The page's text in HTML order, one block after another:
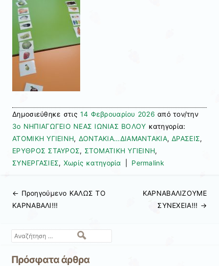
Δημοσιεύθηκε στις 14 Φεβρουαρίου 2026 από τον/την
3ο ΝΗΠΙΑΓΩΓΕΙΟ ΝΕΑΣ ΙΩΝΙΑΣ ΒΟΛΟΥ κατηγορία:
ΑΤΟΜΙΚΗ ΥΓΙΕΙΝΗ, ΔΟΝΤΑΚΙΑ...ΔΙΑΜΑΝΤΑΚΙΑ,ΔΡΑΣΕΙΣ,
ΕΡΥΘΡΟΣ ΣΤΑΥΡΟΣ, ΣΤΟΜΑΤΙΚΗ ΥΓΙΕΙΝΗ,
ΣΥΝΕΡΓΑΣΙΕΣ, Χωρίς κατηγορία Permalink
Πλοήγηση άρθρων
← Προηγούμενo ΚΑΛΩΣ ΤΟ
ΚΑΡΝΑΒΑΛΙ!!!
ΚΑΡΝΑΒΑΛΙΖΟΥΜΕ
ΣΥΝΕΧΕΙΑ!!! →
Αναζήτηση
Πρόσφατα άρθρα